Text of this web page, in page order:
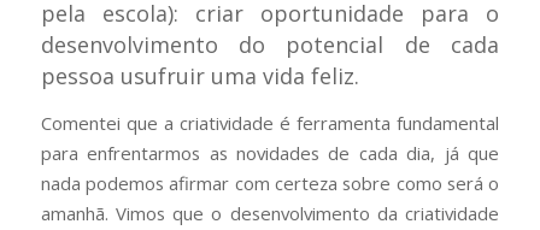
pela escola): criar oportunidade para o
desenvolvimento do potencial de cada
pessoa usufruir uma vida feliz.
Comentei que a criatividade é ferramenta fundamental
para enfrentarmos as novidades de cada dia, já que
nada podemos afirmar com certeza sobre como será o
amanhã. Vimos que o desenvolvimento da criatividade